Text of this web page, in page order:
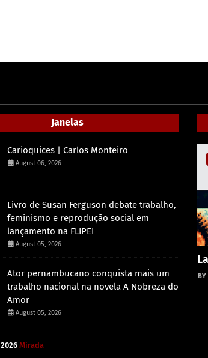
Janelas
Carioquices | Carlos Monteiro
August 06, 2026
Livro de Susan Ferguson debate trabalho,
feminismo e reprodução social em
lançamento na FLIPEI
August 05, 2026
Ator pernambucano conquista mais um
trabalho nacional na novela A Nobreza do
Amor
August 05, 2026
2026 Mirada